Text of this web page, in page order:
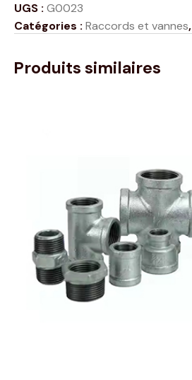
UGS : G0023
Catégories : Raccords et vannes,
Produits similaires